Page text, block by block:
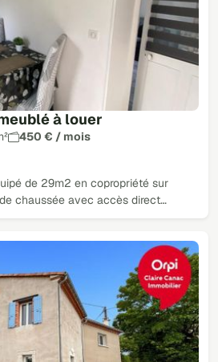
à louer
450 € / mois
de 29m2 en copropriété sur
chaussée avec accès direct…